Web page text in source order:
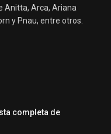
Anitta, Arca, Ariana
y Pnau, entre otros.
completa de